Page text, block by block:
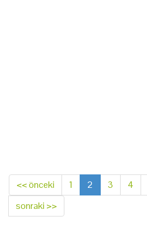
<< önceki 1 2 3 4
sonraki >>